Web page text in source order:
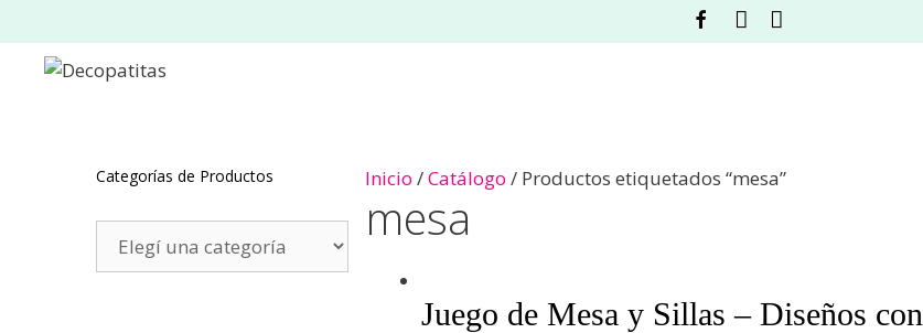
al
contenido
FacebookInstagram
Inicio /Catálogo / Productos etiquetados “mesa”
mesa
Juego de Mesa y Sillas – Diseños
Categorías de Productos